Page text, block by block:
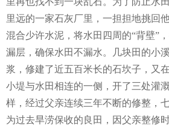
里远的一家石灰厂里，一担担地挑回
混合少许水泥，将水田四周的“背壁”
漏层，确保水田不漏水。几块田的小
浆，修建了近五百米长的石坎子，又
小堤与水田相连的一侧，开了三处灌
样，经过父亲连续三年不断的修整，
为过去旱涝保收的良田，因父亲整修